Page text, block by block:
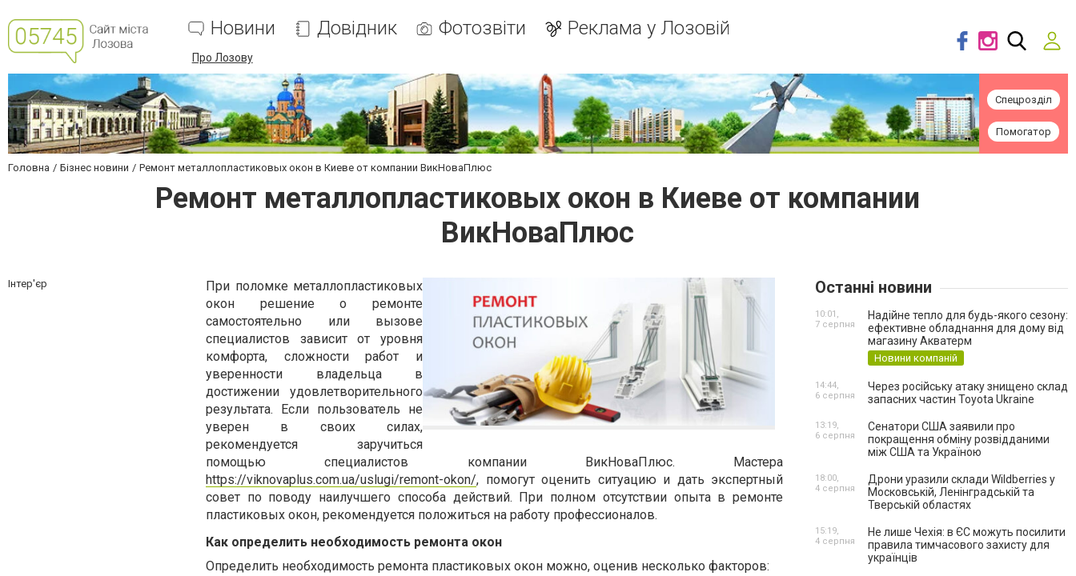
Новини Довідник Фотозвіти Реклама у Лозовій
Про Лозову
Спецрозділ
Помогатор
Головна Бізнес новини Ремонт металлопластиковых окон в Киеве от компании ВикНоваПлюс
Ремонт металлопластиковых окон в Киеве от компании
ВикНоваПлюс
Інтер'єр
При поломке металлопластиковых
окон решение о ремонте
самостоятельно или вызове
специалистов зависит от уровня
комфорта, сложности работ и
уверенности владельца в
достижении удовлетворительного
результата. Если пользователь не
уверен в своих силах,
рекомендуется заручиться
помощью специалистов компании ВикНоваПлюс. Мастера
https://viknovaplus.com.ua/uslugi/remont-okon/, помогут оценить ситуацию и дать экспертный
совет по поводу наилучшего способа действий. При полном отсутствии опыта в ремонте
пластиковых окон, рекомендуется положиться на работу профессионалов.
Как определить необходимость ремонта окон
Определить необходимость ремонта пластиковых окон можно, оценив несколько факторов:
Останні новини
Надійне тепло для будь-якого сезону:
ефективне обладнання для дому від
магазину Акватерм
Новини компаній
10:01,
7 серпня
Через російську атаку знищено склад
запасних частин Toyota Ukraine
14:44,
6 серпня
Сенатори США заявили про
покращення обміну розвідданими
між США та Україною
13:19,
6 серпня
Дрони уразили склади Wildberries у
Московській, Ленінградській та
Тверській областях
18:00,
4 серпня
Не лише Чехія: в ЄС можуть посилити
правила тимчасового захисту для
українців
15:19,
4 серпня